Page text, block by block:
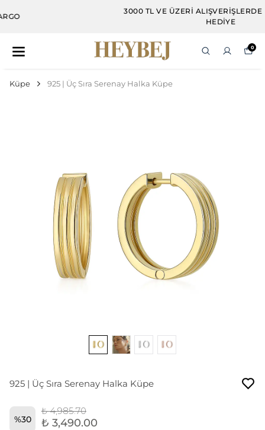
3000 TL VE ÜZERI ALIŞVERIŞLERDE DAMLA KÜPE
0
Küpe 925 | Üç Sıra Serenay Halka Küpe
925 | Üç Sıra Serenay Halka Küpe
%30
₺ 4,985.70
₺ 3,490.00